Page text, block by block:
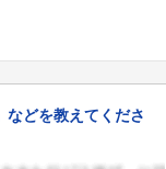
どを教えてくださ